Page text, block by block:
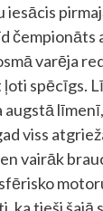
iesācis
čempionāts
varēja
spēcīgs.
augstā
viss
vairāk
ka tieši šajā